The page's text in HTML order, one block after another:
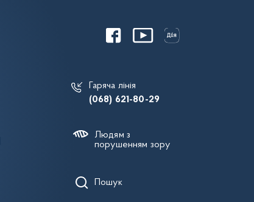
Гаряча лінія
(068) 621-80-29
Людям з
порушенням зору
Пошук